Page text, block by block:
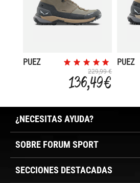
PUEZ
229,99 €
136,49 €
PUEZ
¿NECESITAS AYUDA?
SOBRE FORUM SPORT
SECCIONES DESTACADAS